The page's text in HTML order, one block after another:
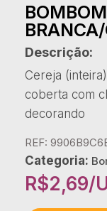
Descrição:
Cereja
coberta com
decorando
REF:
Categoria:
R$2,69/